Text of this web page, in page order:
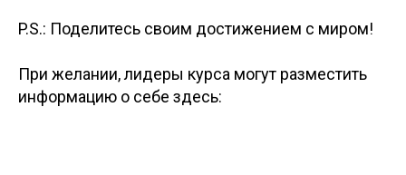
P.S.: Поделитесь своим достижением с миром!
При желании, лидеры курса могут разместить
информацию о себе здесь: